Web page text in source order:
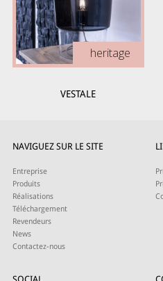
heritage
VESTALE
NAVIGUEZ SUR LE SITE
Entreprise
Produits
Réalisations
Téléchargement
Revendeurs
News
Contactez-nous